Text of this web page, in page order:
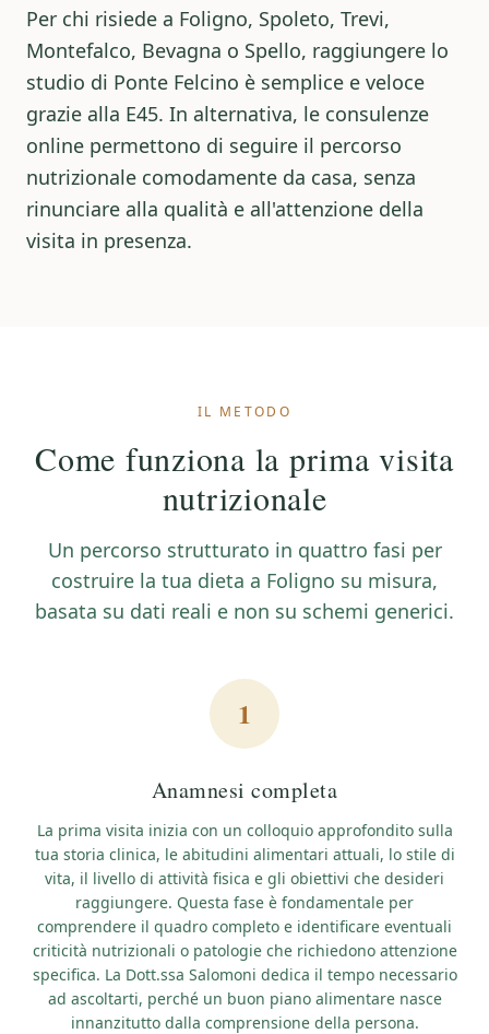
Per chi risiede a Foligno, Spoleto, Trevi,
Montefalco, Bevagna o Spello, raggiungere lo
studio di Ponte Felcino è semplice e veloce
grazie alla E45. In alternativa, le consulenze
online permettono di seguire il percorso
nutrizionale comodamente da casa, senza
rinunciare alla qualità e all'attenzione della
visita in presenza.
IL METODO
Come funziona la prima visita
nutrizionale
Un percorso strutturato in quattro fasi per
costruire la tua dieta a Foligno su misura,
basata su dati reali e non su schemi generici.
1
Anamnesi completa
La prima visita inizia con un colloquio approfondito sulla
tua storia clinica, le abitudini alimentari attuali, lo stile di
vita, il livello di attività fisica e gli obiettivi che desideri
raggiungere. Questa fase è fondamentale per
comprendere il quadro completo e identificare eventuali
criticità nutrizionali o patologie che richiedono attenzione
specifica. La Dott.ssa Salomoni dedica il tempo necessario
ad ascoltarti, perché un buon piano alimentare nasce
innanzitutto dalla comprensione della persona.